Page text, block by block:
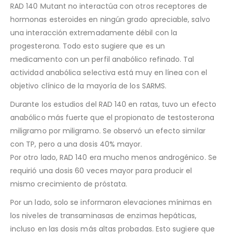
RAD 140 Mutant no interactúa con otros receptores de
hormonas esteroides en ningún grado apreciable, salvo
una interacción extremadamente débil con la
progesterona. Todo esto sugiere que es un
medicamento con un perfil anabólico refinado. Tal
actividad anabólica selectiva está muy en línea con el
objetivo clínico de la mayoría de los SARMS.
Durante los estudios del RAD 140 en ratas, tuvo un efecto
anabólico más fuerte que el propionato de testosterona
miligramo por miligramo. Se observó un efecto similar
con TP, pero a una dosis 40% mayor.
Por otro lado, RAD 140 era mucho menos androgénico. Se
requirió una dosis 60 veces mayor para producir el
mismo crecimiento de próstata.
Por un lado, solo se informaron elevaciones mínimas en
los niveles de transaminasas de enzimas hepáticas,
incluso en las dosis más altas probadas. Esto sugiere que